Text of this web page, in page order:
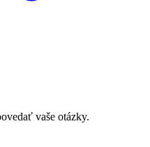
vaše otázky.